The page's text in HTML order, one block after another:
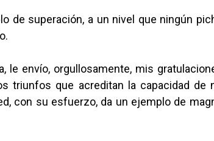
de superación, a un nivel que ningún
le envío, orgullosamente, mis
triunfos que acreditan la capacidad de
con su esfuerzo, da un ejemplo de